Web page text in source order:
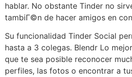
hablar. No obstante Tinder no
tambiГ©n de hacer amigos en
Su funcionalidad Tinder Social
hasta a 3 colegas. Blendr Lo
que te sea posible reconocer
perfiles, las fotos o encontrar a